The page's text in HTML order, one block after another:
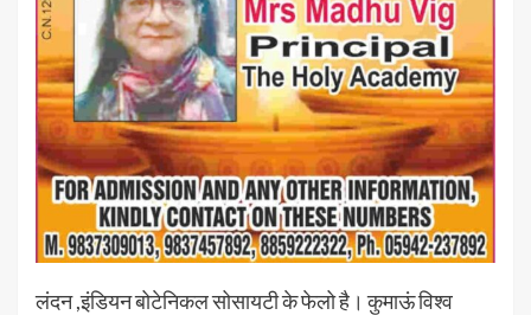
लंदन ,इंडियन बोटेनिकल सोसायटी के फेलो है। कुमाऊं विश्व